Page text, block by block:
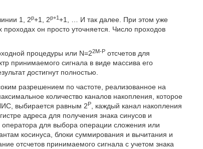
1, 2р+1, 2р+1+1, … И так далее. При этом уже
он просто уточняется. Число проходов
процедуры или N=22M-P отсчетов для
принимаемого сигнала в виде массива его
достигнут полностью.
разрешением по частоте, реализованное на
количество каналов накопления, которое
выбирается равным 2Р
, каждый канал накопления
адреса для получения знака синусов и
оператора для выбора операции сложения или
косинуса, блоки суммирования и вычитания и
отсчетов принимаемого сигнала с учетом знака